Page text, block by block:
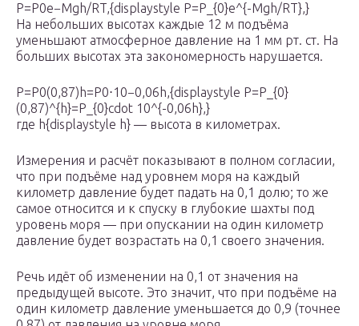
P=P0e−Mgh/RT,{displaystyle P=P_{0}e^{-Mgh/RT},}
На небольших высотах каждые 12 м подъёма
уменьшают атмосферное давление на 1 мм рт. ст. На
больших высотах эта закономерность нарушается.
P=P0(0,87)h=P0⋅10−0,06h,{displaystyle P=P_{0}
(0,87)^{h}=P_{0}cdot 10^{-0,06h},}
где h{displaystyle h} — высота в километрах.
Измерения и расчёт показывают в полном согласии,
что при подъёме над уровнем моря на каждый
километр давление будет падать на 0,1 долю; то же
самое относится и к спуску в глубокие шахты под
уровень моря — при опускании на один километр
давление будет возрастать на 0,1 своего значения.
Речь идёт об изменении на 0,1 от значения на
предыдущей высоте. Это значит, что при подъёме на
один километр давление уменьшается до 0,9 (точнее